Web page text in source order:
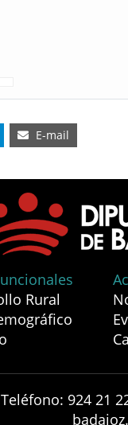
E-mail
Rural
924